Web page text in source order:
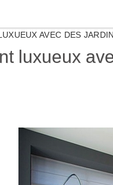
AVEC DES
luxueux